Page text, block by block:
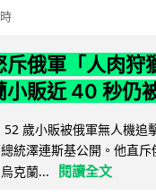
斥俄軍「人肉狩
小販近 40 秒仍
52 歲小販被俄軍無人機追
統澤連斯基公開。他直
克蘭...
閱讀全文